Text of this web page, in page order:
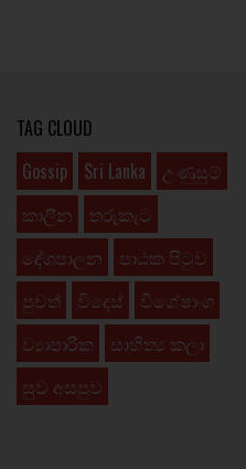
TAG CLOUD
Gossip
Sri Lanka
උණුසුම්
කාලීන
තරුකැට
දේශපාලන
පාඨක පිටුව
පුවත්
විදෙස්
විශේෂාංග
ව්‍යාපාරික
සාහිත්‍ය කලා
සුව අසපුව